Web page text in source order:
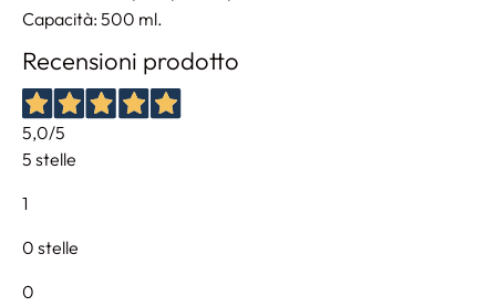
Capacità: 500 ml.
Recensioni prodotto
5,0/5
5 stelle
1
0 stelle
0